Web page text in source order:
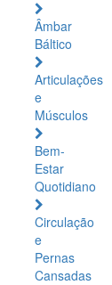
Âmbar
Báltico
Articulações
e
Músculos
Bem-
Estar
Quotidiano
Circulação
e
Pernas
Cansadas